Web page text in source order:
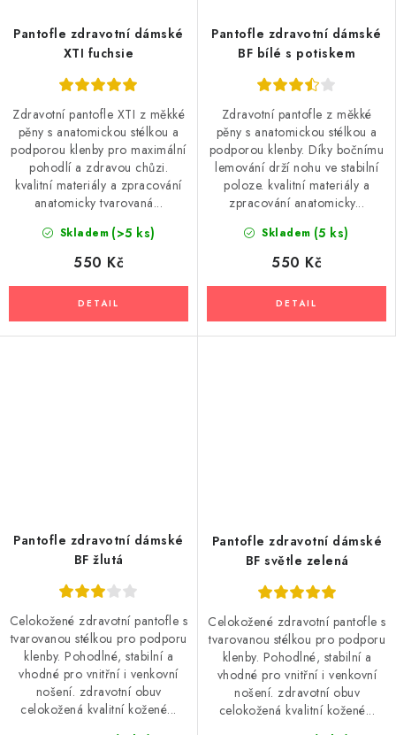
Pantofle zdravotní dámské
XTI fuchsie
Skladem (>5 ks)
550 Kč
Zdravotní pantofle XTI z měkké
pěny s anatomickou stélkou a
podporou klenby pro maximální
pohodlí a zdravou chůzi.
kvalitní materiály a zpracování
anatomicky tvarovaná...
Pantofle zdravotní dámské
BF bílé s potiskem
Skladem (5 ks)
550 Kč
Zdravotní pantofle z měkké
pěny s anatomickou stélkou a
podporou klenby. Díky bočnímu
lemování drží nohu ve stabilní
poloze. kvalitní materiály a
zpracování anatomicky...
Pantofle zdravotní dámské
BF žlutá
Celokožené zdravotní pantofle s
tvarovanou stélkou pro podporu
klenby. Pohodlné, stabilní a
vhodné pro vnitřní i venkovní
nošení. zdravotní obuv
celokožená kvalitní kožené...
Pantofle zdravotní dámské
BF světle zelená
Celokožené zdravotní pantofle s
tvarovanou stélkou pro podporu
klenby. Pohodlné, stabilní a
vhodné pro vnitřní i venkovní
nošení. zdravotní obuv
celokožená kvalitní kožené...